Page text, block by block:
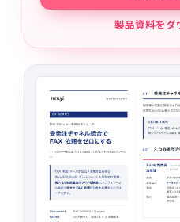
製品資料を